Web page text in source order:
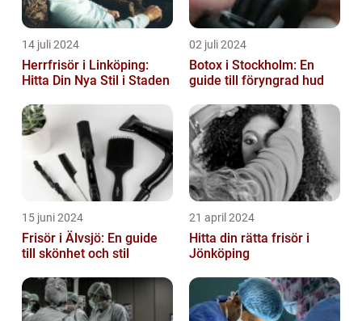
14 juli 2024
Herrfrisör i Linköping:
Hitta Din Nya Stil i Staden
02 juli 2024
Botox i Stockholm: En
guide till föryngrad hud
15 juni 2024
Frisör i Älvsjö: En guide
till skönhet och stil
21 april 2024
Hitta din rätta frisör i
Jönköping